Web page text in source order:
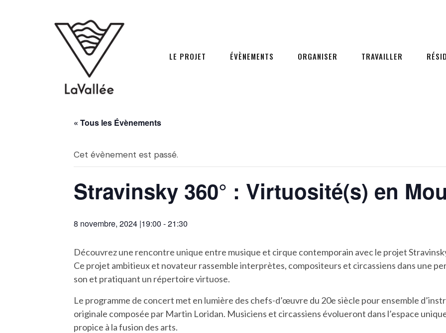
LE PROJET ÉVÈNEMENTS ORGANISER TRAVAILLER
« Tous les Évènements
Cet évènement est passé.
Stravinsky 360° : Virtuosité(s) en
8 novembre, 2024 |19:00 -21:30
Découvrez une rencontre unique entre musique et cirque contemporain avec le projet
Ce projet ambitieux et novateur rassemble interprètes, compositeurs et circassiens dans une
son et pratiquant un répertoire virtuose.
Le programme de concert met en lumière des chefs-d’œuvre du 20e siècle pour ensemble
originale composée par Martin Loridan. Musiciens et circassiens évolueront dans l’espace
propice à la fusion des arts.